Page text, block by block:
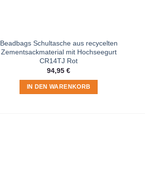
Beadbags Schultasche aus recycelten
Zementsackmaterial mit Hochseegurt
CR14TJ Rot
94,95 €
IN DEN WARENKORB